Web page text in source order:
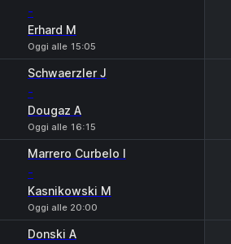
-
Erhard M
Oggi alle 15:05
Schwaerzler J
-
Dougaz A
Oggi alle 16:15
Marrero Curbelo I
-
Kasnikowski M
Oggi alle 20:00
Donski A